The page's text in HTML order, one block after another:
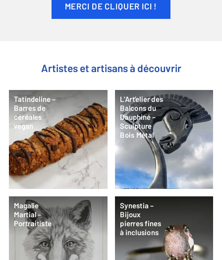
MERCI DE CLIQUER ICI !
Artistes et artisans à découvrir
Tatindeline –
Barres de
céréales
vegan
L’Art’elier des
Balcons du
Dauphiné –
Sculpture
Bois Métal
Magalie
Martial –
Portraitiste
Synestia –
Bijoux
pierres fines
à inclusions